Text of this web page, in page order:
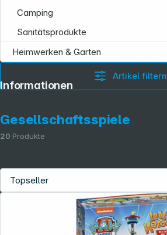
Camping
Sanitätsprodukte
Heimwerken & Garten
Artikel filtern
Gesellschaftsspiele
20 Produkte
Informationen